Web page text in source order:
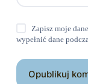
Zapisz moje
wypełnić dane
Opublikuj